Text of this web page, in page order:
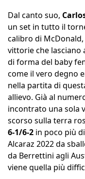
Dal canto suo,
un set in tutto il
calibro di
vittorie che lasciano
di forma del baby
come il vero degno
nella partita di
allievo. Già al
incontrato una sola
scorso sulla terra
6-1/6-2 in poco più
Alcaraz 2022 da
da Berrettini agli
viene quella più